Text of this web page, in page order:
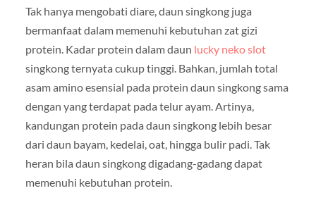
Tak hanya mengobati diare, daun singkong juga
bermanfaat dalam memenuhi kebutuhan zat gizi
protein. Kadar protein dalam daun lucky neko slot
singkong ternyata cukup tinggi. Bahkan, jumlah total
asam amino esensial pada protein daun singkong sama
dengan yang terdapat pada telur ayam. Artinya,
kandungan protein pada daun singkong lebih besar
dari daun bayam, kedelai, oat, hingga bulir padi. Tak
heran bila daun singkong digadang-gadang dapat
memenuhi kebutuhan protein.